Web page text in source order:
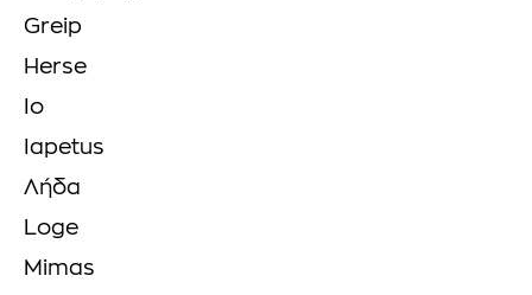
Greip
Herse
Io
Iapetus
Λήδα
Loge
Mimas